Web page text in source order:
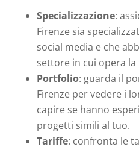
Specializzazione:
Firenze sia
social media e che
settore in cui opera la
Portfolio: guarda il
Firenze per vedere i
capire se hanno
progetti simili al tuo.
Tariffe: confronta le